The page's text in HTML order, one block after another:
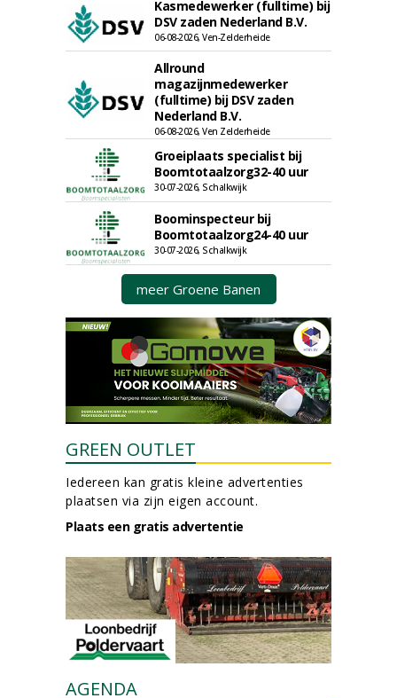
Kasmedewerker (fulltime) bij
DSV zaden Nederland B.V.
06-08-2026, Ven-Zelderheide
Allround
magazijnmedewerker
(fulltime) bij DSV zaden
Nederland B.V.
06-08-2026, Ven Zelderheide
Groeiplaats specialist bij
Boomtotaalzorg32-40 uur
30-07-2026, Schalkwijk
Boominspecteur bij
Boomtotaalzorg24-40 uur
30-07-2026, Schalkwijk
meer Groene Banen
GREEN OUTLET
Iedereen kan gratis kleine advertenties
plaatsen via zijn eigen account.
Plaats een gratis advertentie
AGENDA